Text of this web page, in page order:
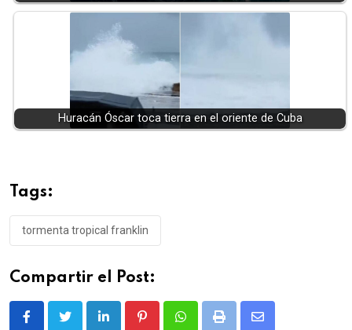
Huracán Óscar toca tierra en el oriente de Cuba
Tags:
tormenta tropical franklin
Compartir el Post:
LinkedInPinterestWhatsappPrint
Share